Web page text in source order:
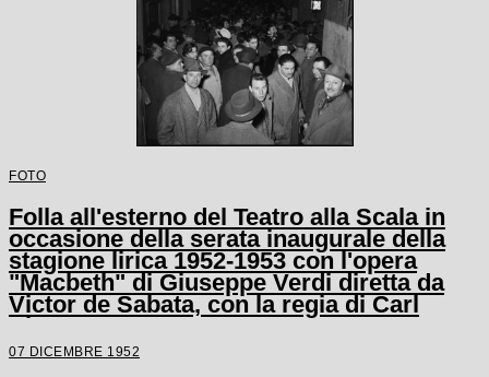
FOTO
Folla all'esterno del Teatro alla Scala in
occasione della serata inaugurale della
stagione lirica 1952-1953 con l'opera
"Macbeth" di Giuseppe Verdi diretta da
Victor de Sabata, con la regia di Carl
Ebert
07 DICEMBRE 1952